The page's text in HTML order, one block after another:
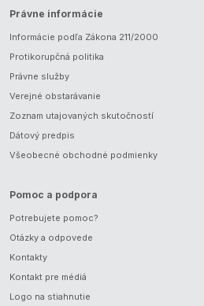
Právne informácie
Informácie podľa Zákona 211/2000
Protikorupčná politika
Právne služby
Verejné obstarávanie
Zoznam utajovaných skutočností
Dátový predpis
Všeobecné obchodné podmienky
Pomoc a podpora
Potrebujete pomoc?
Otázky a odpovede
Kontakty
Kontakt pre médiá
Logo na stiahnutie